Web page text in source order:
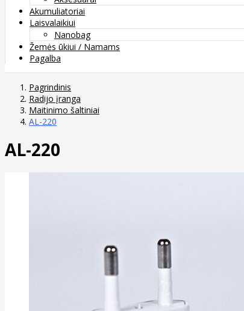
Akumuliatoriai
Laisvalaikiui
Nanobag
Žemės ūkiui / Namams
Pagalba
Pagrindinis
Radijo įranga
Maitinimo šaltiniai
AL-220
AL-220